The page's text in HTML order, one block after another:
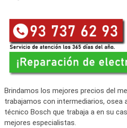
Brindamos los mejores precios del
trabajamos con intermediarios, osea
técnico Bosch que trabaja a en su
mejores especialistas.